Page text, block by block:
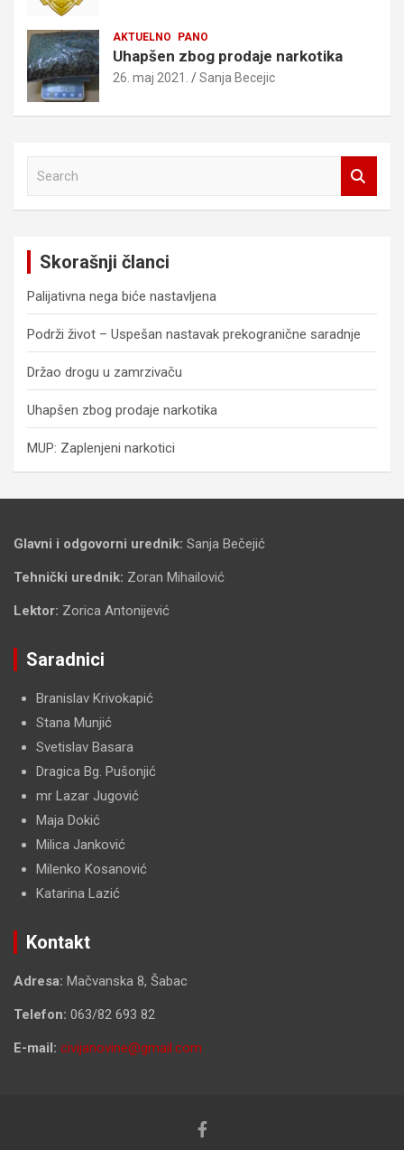
AKTUELNO PANO
Uhapšen zbog prodaje narkotika
26. maj 2021. Sanja Becejic
Skorašnji članci
Palijativna nega biće nastavljena
Podrži život – Uspešan nastavak prekogranične saradnje
Držao drogu u zamrzivaču
Uhapšen zbog prodaje narkotika
MUP: Zaplenjeni narkotici
Glavni i odgovorni urednik: Sanja Bečejić
Tehnički urednik: Zoran Mihailović
Lektor: Zorica Antonijević
Saradnici
Branislav Krivokapić
Stana Munjić
Svetislav Basara
Dragica Bg. Pušonjić
mr Lazar Jugović
Maja Dokić
Milica Janković
Milenko Kosanović
Katarina Lazić
Kontakt
Adresa: Mačvanska 8, Šabac
Telefon: 063/82 693 82
E-mail: civijanovine@gmail.com